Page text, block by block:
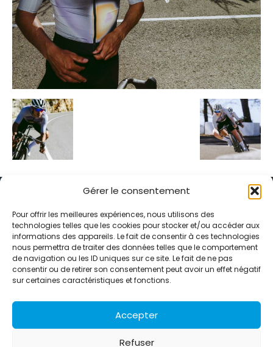
Gérer le consentement
Pour offrir les meilleures expériences, nous utilisons des
technologies telles que les cookies pour stocker et/ou accéder aux
informations des appareils. Le fait de consentir à ces technologies
nous permettra de traiter des données telles que le comportement
de navigation ou les ID uniques sur ce site. Le fait de ne pas
consentir ou de retirer son consentement peut avoir un effet négatif
sur certaines caractéristiques et fonctions.
Accepter
Refuser
Alternative Média est une agence de relations presse et de
relations publiques basée à Grenoble. Depuis 1995, elle conçoit et
pilote des stratégies de visibilité en France et à l’international
grâce à un réseau d’agences partenaires.